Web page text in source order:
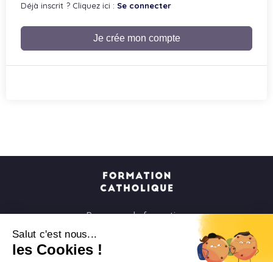
Salut c'est nous...
les Cookies !
Déjà inscrit ? Cliquez ici : Se connecter
Je crée mon compte
Parcours de formation